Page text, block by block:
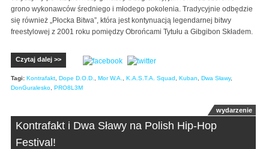
grono wykonawców średniego i młodego pokolenia. Tradycyjnie odbędzie
się również „Płocka Bitwa”, która jest kontynuacją legendarnej bitwy
freestylowej z 2001 roku pomiędzy Obrońcami Tytułu a Gibgibon Składem.
Czytaj dalej >>
Tagi: Kontrafakt Dope D.O.D. Mor W.A. K.A.S.T.A. Squad Kuban Dwa Sławy,
DonGuralesko PRO8L3M
wydarzenie
Kontrafakt i Dwa Sławy na Polish Hip-Hop
Festival!